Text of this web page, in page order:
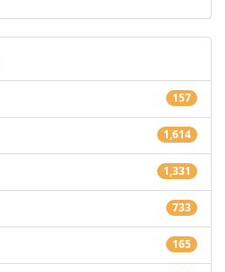
157
1,614
1,331
733
165